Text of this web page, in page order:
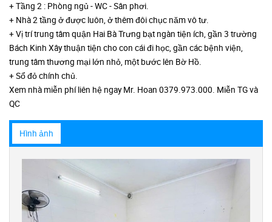
+ Tầng 2 : Phòng ngủ - WC - Sân phơi.
+ Nhà 2 tầng ở được luôn, ở thêm đôi chục năm vô tư.
+ Vị trí trung tâm quận Hai Bà Trưng bạt ngàn tiện ích, gần 3 trường
Bách Kinh Xây thuận tiện cho con cái đi học, gần các bệnh viện,
trung tâm thương mại lớn nhỏ, một bước lên Bờ Hồ.
+ Sổ đỏ chính chủ.
Xem nhà miễn phí liên hệ ngay Mr. Hoan 0379.973.000. Miễn TG và
QC
Hình ảnh